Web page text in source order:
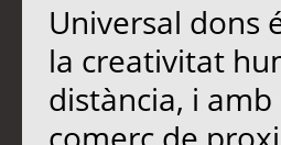
Universal dons
la creativitat
distància, i